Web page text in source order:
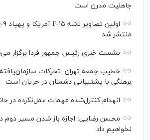
جاهلیت مدرن است
منتشر شد
نشست خبری رئیس‌ جمهور فردا برگزار
خطیب جمعه تهران: تحرکات سازمان‌یافته
برهنگی با پشتیبانی دشمنان در جریان است
انهدام کنترل‌شده مهمات عمل‌نکرده در
محسن رضایی: اجازه باز شدن مسیر دوم
نخواهیم داد